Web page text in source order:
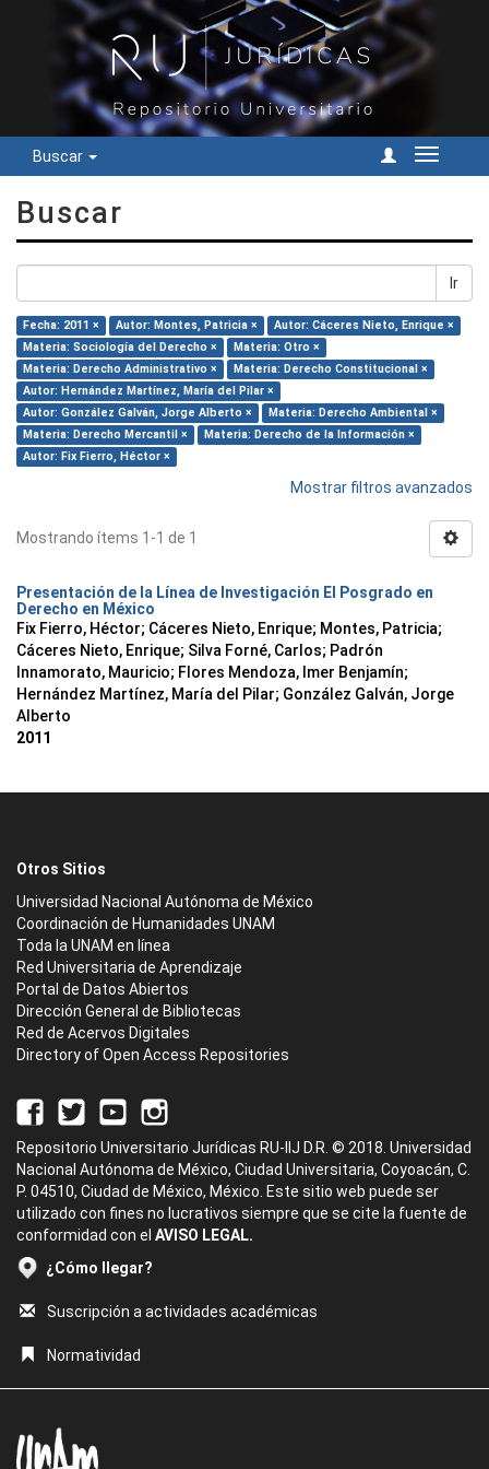
Buscar
Cambiar
Buscar
Ir
Fecha: 2011 × Autor: Montes, Patricia ×
Autor: Cáceres Nieto, Enrique ×
Materia: Sociología del Derecho ×
Materia: Otro ×
Materia: Derecho Administrativo ×
Materia: Derecho Constitucional ×
Autor: Hernández Martínez, María del Pilar ×
Autor: González Galván, Jorge Alberto ×
Materia: Derecho Ambiental ×
Materia: Derecho Mercantil ×
Materia: Derecho de la Información ×
Autor: Fix Fierro, Héctor ×
Mostrar filtros avanzados
Mostrando ítems 1-1 de 1
Presentación de la Línea de Investigación El Posgrado en
Derecho en México
Fix Fierro, Héctor; Cáceres Nieto, Enrique; Montes, Patricia;
Cáceres Nieto, Enrique; Silva Forné, Carlos; Padrón
Innamorato, Mauricio; Flores Mendoza, Imer Benjamín;
Hernández Martínez, María del Pilar; González Galván, Jorge
Alberto
2011
Otros Sitios
Universidad Nacional Autónoma de México
Coordinación de Humanidades UNAM
Toda la UNAM en línea
Red Universitaria de Aprendizaje
Portal de Datos Abiertos
Dirección General de Bibliotecas
Red de Acervos Digitales
Directory of Open Access Repositories
Repositorio Universitario Jurídicas RU-IIJ D.R. © 2018. Universidad
Nacional Autónoma de México, Ciudad Universitaria, Coyoacán, C.
P. 04510, Ciudad de México, México. Este sitio web puede ser
utilizado con fines no lucrativos siempre que se cite la fuente de
conformidad con el AVISO LEGAL.
¿Cómo llegar?
Suscripción a actividades académicas
Normatividad